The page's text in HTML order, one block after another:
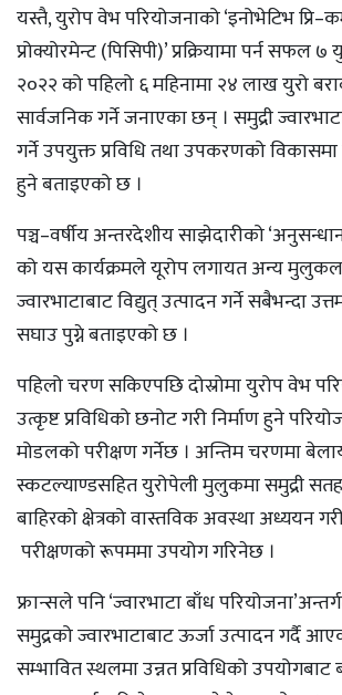
यस्तै, युरोप वेभ परियोजनाको ‘इनोभेटिभ
प्रोक्योरमेन्ट (पिसिपी)’ प्रक्रियामा पर्न सफल
२०२२ को पहिलो ६ महिनामा २४ लाख युरो
सार्वजनिक गर्ने जनाएका छन् । समुद्री
गर्ने उपयुक्त प्रविधि तथा उपकरणको
हुने बताइएको छ ।
पञ्च–वर्षीय अन्तरदेशीय साझेदारीको
को यस कार्यक्रमले यूरोप लगायत अन्य
ज्वारभाटाबाट विद्युत् उत्पादन गर्ने सबैभन्दा
सघाउ पुग्ने बताइएको छ ।
पहिलो चरण सकिएपछि दोस्रोमा युरोप वेभ
उत्कृष्ट प्रविधिको छनोट गरी निर्माण हुने
मोडलको परीक्षण गर्नेछ । अन्तिम चरणमा
स्कटल्याण्डसहित युरोपेली मुलुकमा समुद्री
बाहिरको क्षेत्रको वास्तविक अवस्था अध्ययन
परीक्षणको रूपममा उपयोग गरिनेछ ।
फ्रान्सले पनि ‘ज्वारभाटा बाँध
समुद्रको ज्वारभाटाबाट ऊर्जा उत्पादन गर्दै
सम्भावित स्थलमा उन्नत प्रविधिको उपयोगबाट